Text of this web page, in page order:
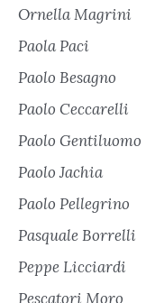
Ornella Magrini
Paola Paci
Paolo Besagno
Paolo Ceccarelli
Paolo Gentiluomo
Paolo Jachia
Paolo Pellegrino
Pasquale Borrelli
Peppe Licciardi
Pescatori Moro